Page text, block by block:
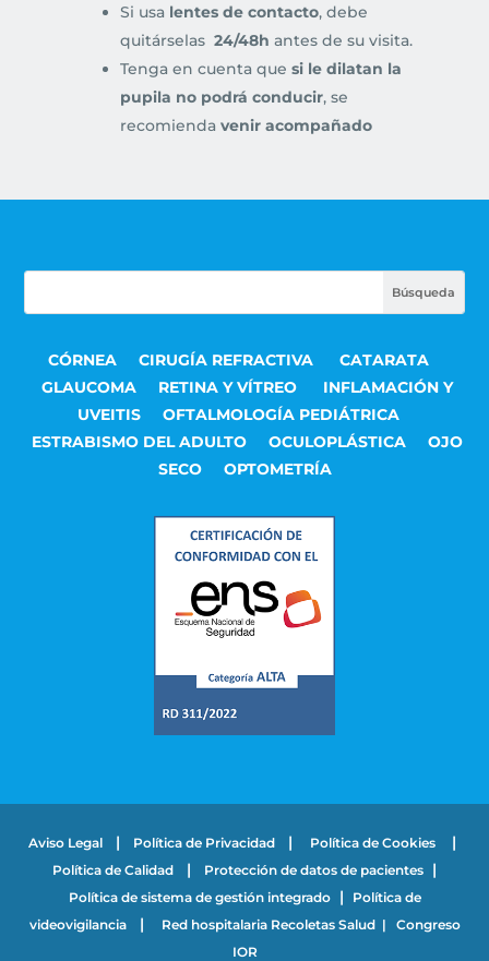
Si usa lentes de contacto, debe
quitárselas 24/48h antes de su visita.
Tenga en cuenta que si le dilatan la
pupila no podrá conducir, se
recomienda venir acompañado
CÓRNEA CIRUGÍA REFRACTIVA
CATARATA
GLAUCOMA
RETINA Y VÍTREO
INFLAMACIÓN Y
UVEITIS
OFTALMOLOGÍA PEDIÁTRICA
ESTRABISMO DEL ADULTO
OCULOPLÁSTICA
OJO
SECO
OPTOMETRÍA
Aviso Legal | Política de Privacidad | Política de Cookies |
Política de Calidad | Protección de datos de pacientes |
Política de sistema de gestión integrado|
Política de
videovigilancia| Red hospitalaria Recoletas Salud| Congreso
IOR